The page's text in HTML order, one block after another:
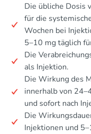
Die übliche Dosis
für die
Wochen bei
5–10 mg täglich
Die
als Injektion.
Die Wirkung des
innerhalb von
und sofort nach
Die
Injektionen und